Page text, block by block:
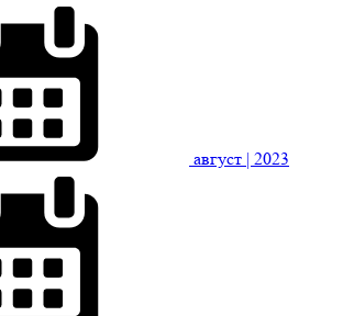
август | 2023